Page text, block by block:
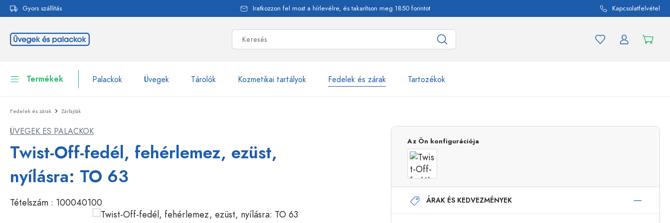
Ugrás a fő navigációhoz
Gyors szállítás Iratkozzon fel most a hírlevélre, és takarítson meg 1850 forintot Kapcsolatfelvétel
Termékek Palackok Üvegek Tárolók Kozmetikai tartályok Fedelek és zárak Tartozékok
Palackok
Tárolók
Edények
Kozmetikai tartályok
Palackok márka szerint
WECK-palackok
Estal-Palackok
Csatos üvegpalackok
Szórópalackok
Airless adagolók
Roll-on palackok
A befőttes üvegekhez
Fedelek és zárak Zárfajták
ÜVEGEK ES PALACKOK
Twist-Off-fedél, fehérlemez, ezüst,
nyílásra: TO 63
Tételszám : 100040100
Az Ön konfigurációja
ÁRAK ÉS KEDVEZMÉNYEK